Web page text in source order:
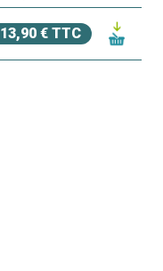
13,90 € TTC